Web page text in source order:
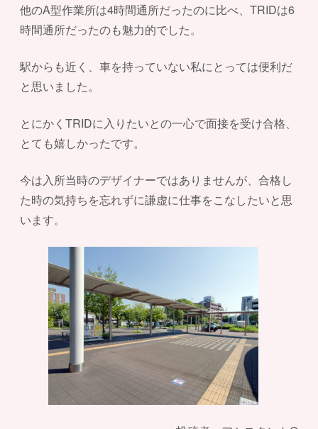
他のA型作業所は4時間通所だったのに比べ、TRIDは6
時間通所だったのも魅力的でした。
駅からも近く、車を持っていない私にとっては便利だ
と思いました。
とにかくTRIDに入りたいとの一心で面接を受け合格、
とても嬉しかったです。
今は入所当時のデザイナーではありませんが、合格し
た時の気持ちを忘れずに謙虚に仕事をこなしたいと思
います。